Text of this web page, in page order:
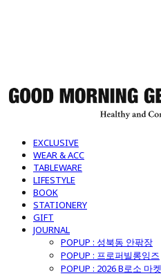
EXCLUSIVE
WEAR & ACC
TABLEWARE
LIFESTYLE
BOOK
STATIONERY
GIFT
JOURNAL
POPUP : 성북동 안팎장
POPUP : 프로퍼빌롱잉즈
POPUP : 2026 B로소 마켓